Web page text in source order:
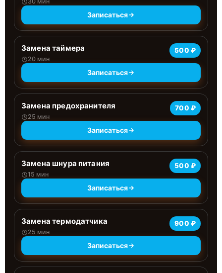
Записаться
Замена таймера
20 мин
500 ₽
Записаться
Замена предохранителя
25 мин
700 ₽
Записаться
Замена шнура питания
15 мин
500 ₽
Записаться
Замена термодатчика
25 мин
900 ₽
Записаться